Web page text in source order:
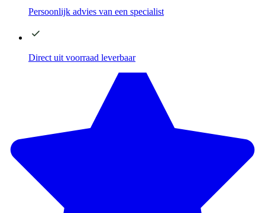
Persoonlijk advies van een specialist
Direct uit voorraad leverbaar